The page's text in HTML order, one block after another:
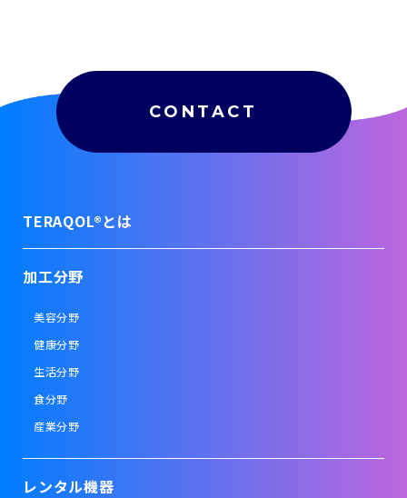
CONTACT
TERAQOL®とは
加工分野
美容分野
健康分野
生活分野
食分野
産業分野
レンタル機器